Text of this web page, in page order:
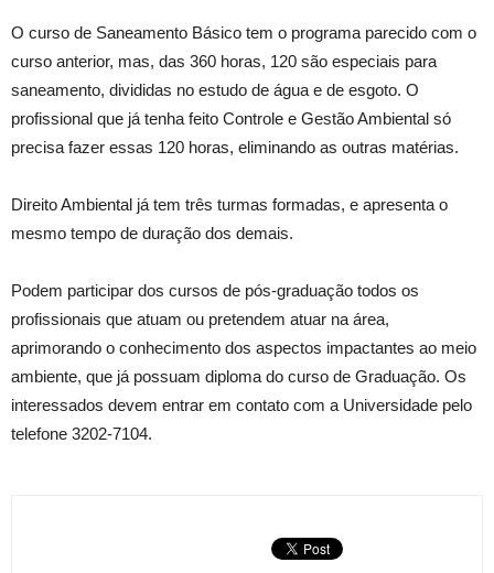
O curso de Saneamento Básico tem o programa parecido com o
curso anterior, mas, das 360 horas, 120 são especiais para
saneamento, divididas no estudo de água e de esgoto. O
profissional que já tenha feito Controle e Gestão Ambiental só
precisa fazer essas 120 horas, eliminando as outras matérias.
Direito Ambiental já tem três turmas formadas, e apresenta o
mesmo tempo de duração dos demais.
Podem participar dos cursos de pós-graduação todos os
profissionais que atuam ou pretendem atuar na área,
aprimorando o conhecimento dos aspectos impactantes ao meio
ambiente, que já possuam diploma do curso de Graduação. Os
interessados devem entrar em contato com a Universidade pelo
telefone 3202-7104.